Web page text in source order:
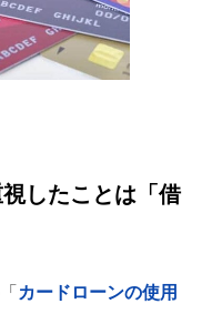
したことは「借
カードローンの使用